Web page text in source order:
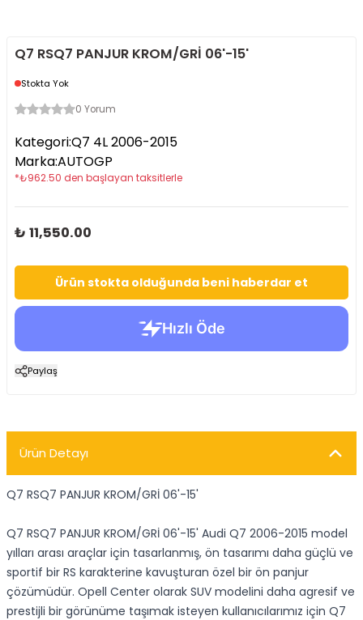
Q7 RSQ7 PANJUR KROM/GRİ 06'-15'
Stokta Yok
0 Yorum
Kategori:Q7 4L 2006-2015
Marka:AUTOGP
*₺962.50 den başlayan taksitlerle
₺ 11,550.00
Ürün stokta olduğunda beni haberdar et
Paylaş
Ürün Detayı
Q7 RSQ7 PANJUR KROM/GRİ 06'-15'
Q7 RSQ7 PANJUR KROM/GRİ 06'-15' Audi Q7 2006-2015 model
yılları arası araçlar için tasarlanmış, ön tasarımı daha güçlü ve
sportif bir RS karakterine kavuşturan özel bir ön panjur
çözümüdür. Opell Center olarak SUV modelini daha agresif ve
prestijli bir görünüme taşımak isteyen kullanıcılarımız için Q7